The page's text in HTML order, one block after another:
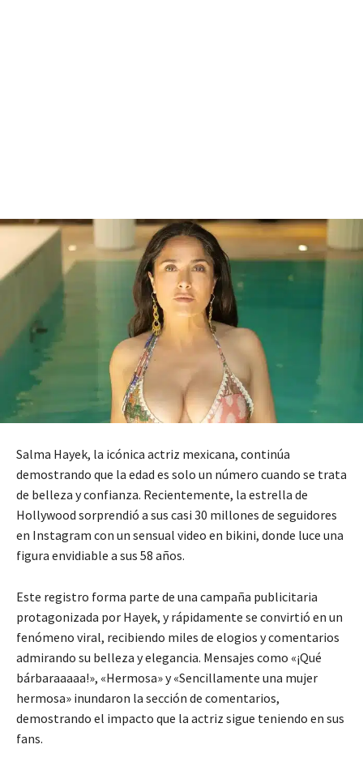
Salma Hayek, la icónica actriz mexicana, continúa
demostrando que la edad es solo un número cuando se trata
de belleza y confianza. Recientemente, la estrella de
Hollywood sorprendió a sus casi 30 millones de seguidores
en Instagram con un sensual video en bikini, donde luce una
figura envidiable a sus 58 años.
Este registro forma parte de una campaña publicitaria
protagonizada por Hayek, y rápidamente se convirtió en un
fenómeno viral, recibiendo miles de elogios y comentarios
admirando su belleza y elegancia. Mensajes como «¡Qué
bárbaraaaaa!», «Hermosa» y «Sencillamente una mujer
hermosa» inundaron la sección de comentarios,
demostrando el impacto que la actriz sigue teniendo en sus
fans.